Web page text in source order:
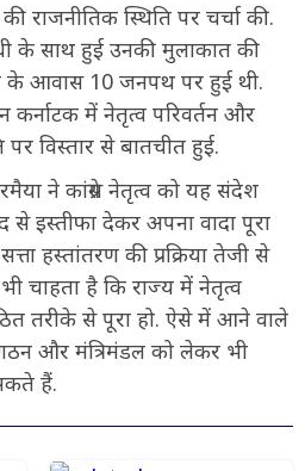
स्थिति पर चर्चा की.
के साथ हुई उनकी मुलाकात की
के आवास 10 जनपथ पर हुई थी.
कर्नाटक में नेतृत्व परिवर्तन और
विस्तार से बातचीत हुई.
ने कांग्रेस नेतृत्व को यह संदेश
से इस्तीफा देकर अपना वादा पूरा
हस्तांतरण की प्रक्रिया तेजी से
चाहता है कि राज्य में नेतृत्व
तरीके से पूरा हो. ऐसे में आने वाले
और मंत्रिमंडल को लेकर भी
हैं.